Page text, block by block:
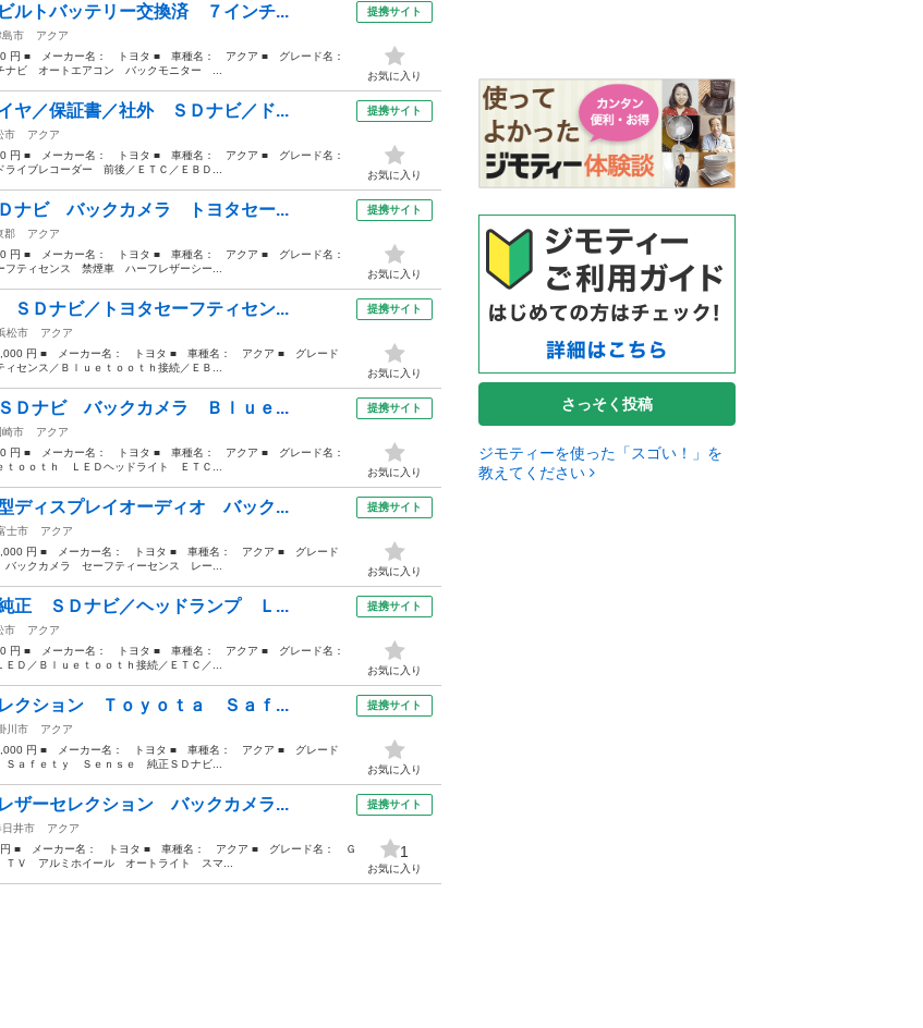
ルトバッテリー交換済 ７インチ...
島市
アクア
円 ■ メーカー名： トヨタ ■ 車種名： アクア ■ グレード名：
ナビ オートエアコン バックモニター ...
提携サイト
お気に入り
／保証書／社外 ＳＤナビ／ド...
市
アクア
円 ■ メーカー名： トヨタ ■ 車種名： アクア ■ グレード名：
ブレコーダー 前後／ＥＴＣ／ＥＢＤ...
提携サイト
お気に入り
ナビ バックカメラ トヨタセー...
郡
アクア
円 ■ メーカー名： トヨタ ■ 車種名： アクア ■ グレード名：
ティセンス 禁煙車 ハーフレザーシー...
提携サイト
お気に入り
Ｄナビ／トヨタセーフティセン...
松市
アクア
円 ■ メーカー名： トヨタ ■ 車種名： アクア ■ グレード
ンス／Ｂｌｕｅｔｏｏｔｈ接続／ＥＢ...
提携サイト
お気に入り
Ｄナビ バックカメラ Ｂｌｕｅ...
崎市
アクア
円 ■ メーカー名： トヨタ ■ 車種名： アクア ■ グレード名：
ｏｏｔｈ ＬＥＤヘッドライト ＥＴＣ...
提携サイト
お気に入り
ディスプレイオーディオ バック...
士市
アクア
円 ■ メーカー名： トヨタ ■ 車種名： アクア ■ グレード
ックカメラ セーフティーセンス レー...
提携サイト
お気に入り
正 ＳＤナビ／ヘッドランプ Ｌ...
市
アクア
円 ■ メーカー名： トヨタ ■ 車種名： アクア ■ グレード名：
／Ｂｌｕｅｔｏｏｔｈ接続／ＥＴＣ／...
提携サイト
お気に入り
レクション Ｔｏｙｏｔａ Ｓａｆ...
川市
アクア
円 ■ メーカー名： トヨタ ■ 車種名： アクア ■ グレード
ａｆｅｔｙ Ｓｅｎｓｅ 純正ＳＤナビ...
提携サイト
お気に入り
ザーセレクション バックカメラ...
日井市
アクア
■ メーカー名： トヨタ ■ 車種名： アクア ■ グレード名： Ｇ
ＴＶ アルミホイール オートライト スマ...
提携サイト
1
お気に入り
さっそく投稿
ジモティーを使った「スゴい！」を
教えてください